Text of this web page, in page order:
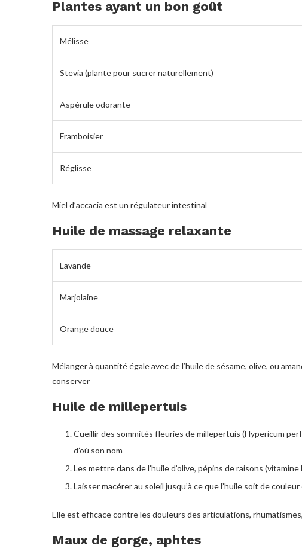
Plantes ayant un bon goût
Mélisse
Stevia (plante pour sucrer naturellement)
Aspérule odorante
Framboisier
Réglisse
Miel d’accacia est un régulateur intestinal
Huile de massage relaxante
Lavande
Marjolaine
Orange douce
Mélanger à quantité égale avec de l’huile de sésame, olive, ou
conserver
Huile de millepertuis
Cueillir des sommités fleuries de millepertuis (Hypericum
d’où son nom
Les mettre dans de l’huile d’olive, pépins de raisons
Laisser macérer au soleil jusqu’à ce que l’huile soit de
Elle est efficace contre les douleurs des articulations,
Maux de gorge, aphtes